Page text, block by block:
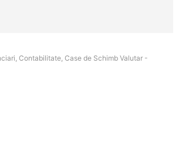
Contabilitate, Case de Schimb Valutar -